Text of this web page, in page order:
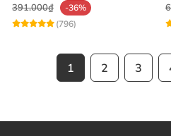
391.000₫
-36%
(796)
1 2 3